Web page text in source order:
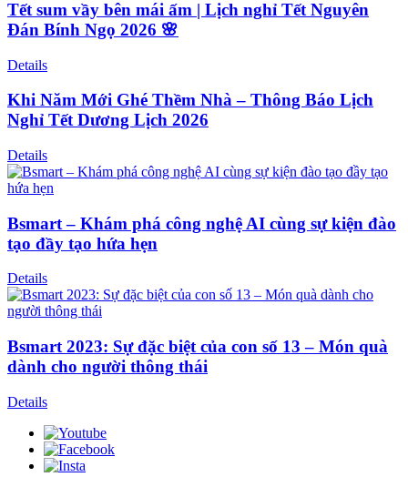
Tết sum vầy bên mái ấm | Lịch nghỉ Tết Nguyên
Đán Bính Ngọ 2026 🌸
Details
Khi Năm Mới Ghé Thềm Nhà – Thông Báo Lịch
Nghỉ Tết Dương Lịch 2026
Details
Bsmart – Khám phá công nghệ AI cùng sự kiện đào
tạo đầy tạo hứa hẹn
Details
Bsmart 2023: Sự đặc biệt của con số 13 – Món quà
dành cho người thông thái
Details